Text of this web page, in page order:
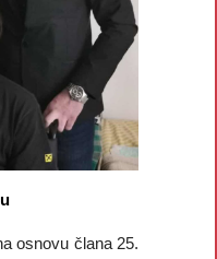
osnovu člana 25.